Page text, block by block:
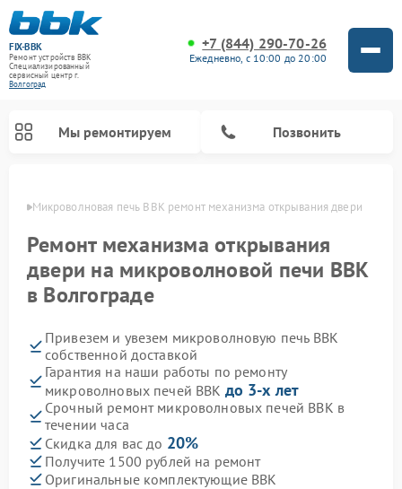
FIX-BBK
Ремонт устройств BBK
Специализированный
cервисный центр г.
Волгоград
+7 (844) 290-70-26
Ежедневно, с 10:00 до 20:00
Мы ремонтируем Позвонить
Микроволновая печь BBK ремонт механизма открывания двери
Ремонт механизма открывания
двери на микроволновой печи BBK
в Волгограде
Привезем и увезем микроволновую печь BBK
собственной доставкой
Гарантия на наши работы по ремонту
микроволновых печей BBK до 3-х лет
Срочный ремонт микроволновых печей BBK в
течении часа
Скидка для вас до 20%
Получите 1500 рублей на ремонт
Оригинальные комплектующие BBK